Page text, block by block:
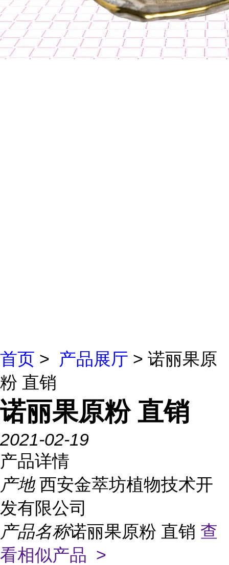
首页 > 产品展厅 > 诺丽果原
粉 直销
诺丽果原粉 直销
2021-02-19
产品详情
产地 西安金萃坊植物技术开
发有限公司
产品名称诺丽果原粉 直销 查
看相似产品 >